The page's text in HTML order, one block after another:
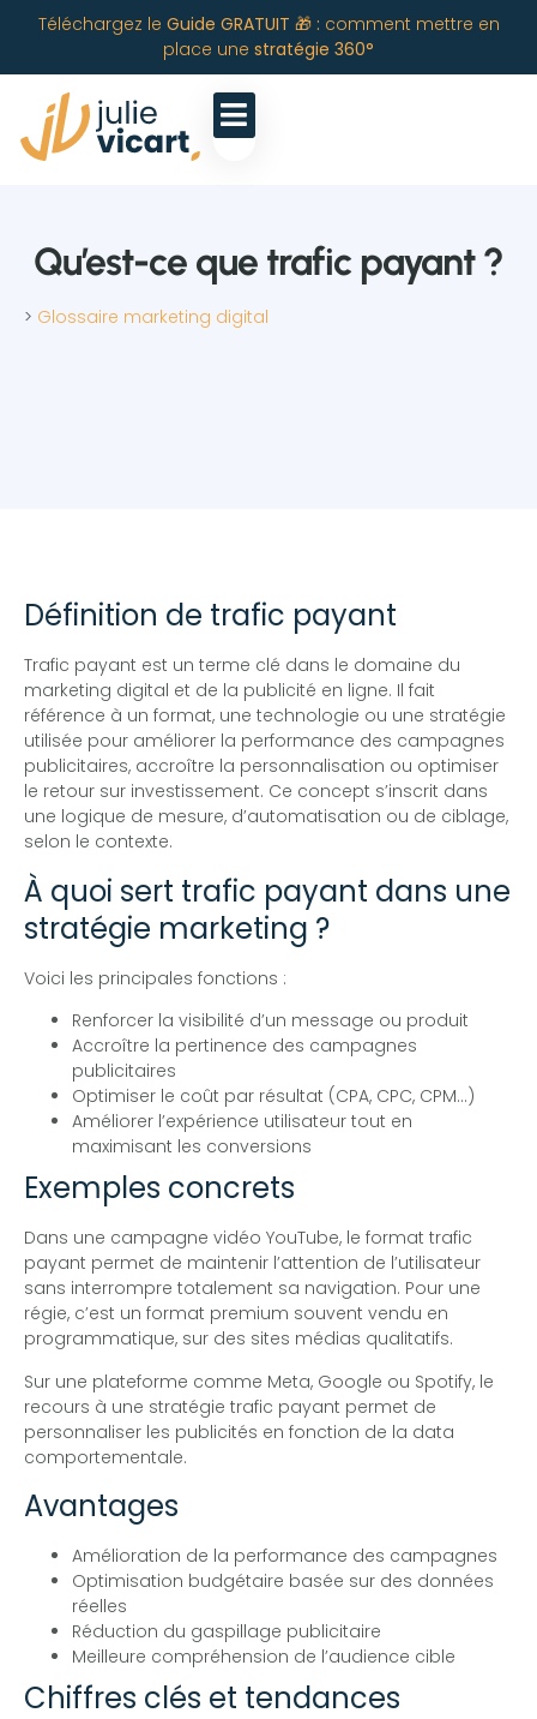
Téléchargez le Guide GRATUIT 🎁 : comment mettre en
place une stratégie 360°
Qu’est-ce que trafic payant ?
> Glossaire marketing digital
Définition de trafic payant
Trafic payant est un terme clé dans le domaine du
marketing digital et de la publicité en ligne. Il fait
référence à un format, une technologie ou une stratégie
utilisée pour améliorer la performance des campagnes
publicitaires, accroître la personnalisation ou optimiser
le retour sur investissement. Ce concept s’inscrit dans
une logique de mesure, d’automatisation ou de ciblage,
selon le contexte.
À quoi sert trafic payant dans une
stratégie marketing ?
Voici les principales fonctions :
Renforcer la visibilité d’un message ou produit
Accroître la pertinence des campagnes
publicitaires
Optimiser le coût par résultat (CPA, CPC, CPM…)
Améliorer l’expérience utilisateur tout en
maximisant les conversions
Exemples concrets
Dans une campagne vidéo YouTube, le format trafic
payant permet de maintenir l’attention de l’utilisateur
sans interrompre totalement sa navigation. Pour une
régie, c’est un format premium souvent vendu en
programmatique, sur des sites médias qualitatifs.
Sur une plateforme comme Meta, Google ou Spotify, le
recours à une stratégie trafic payant permet de
personnaliser les publicités en fonction de la data
comportementale.
Avantages
Amélioration de la performance des campagnes
Optimisation budgétaire basée sur des données
réelles
Réduction du gaspillage publicitaire
Meilleure compréhension de l’audience cible
Chiffres clés et tendances